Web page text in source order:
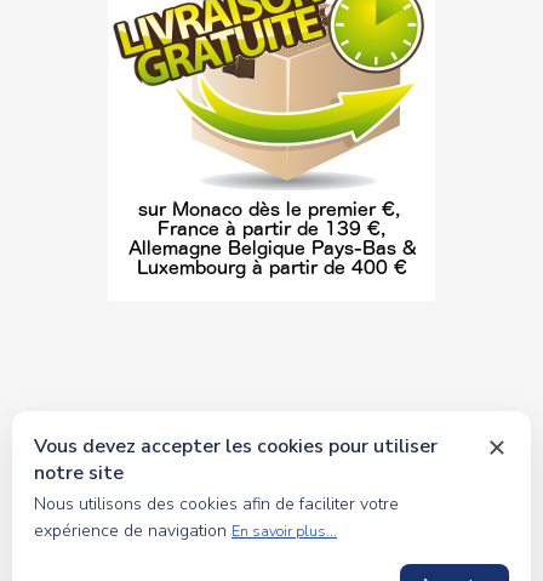
© 2026 tous droits réservés Toyscollection. Réalisation
oceanesoft.com
Vous devez accepter les cookies pour utiliser
notre site
Nous utilisons des cookies afin de faciliter votre
expérience de navigation En savoir plus...